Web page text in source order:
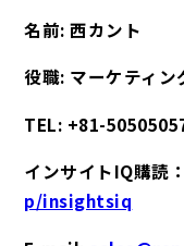
名前: 西カント
役職: マーケティン
TEL: +81-
インサイトIQ購読：
p/insightsiq